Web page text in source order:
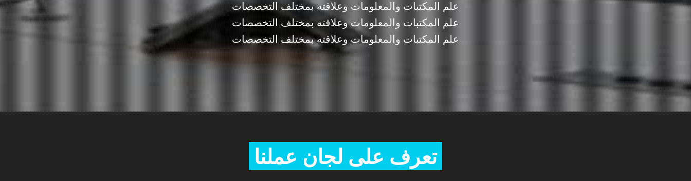
علم المكتبات والمعلومات وعلاقته بمختلف التخصصات
علم المكتبات والمعلومات وعلاقته بمختلف التخصصات
علم المكتبات والمعلومات وعلاقته بمختلف التخصصات
تعرف على لجان عملنا